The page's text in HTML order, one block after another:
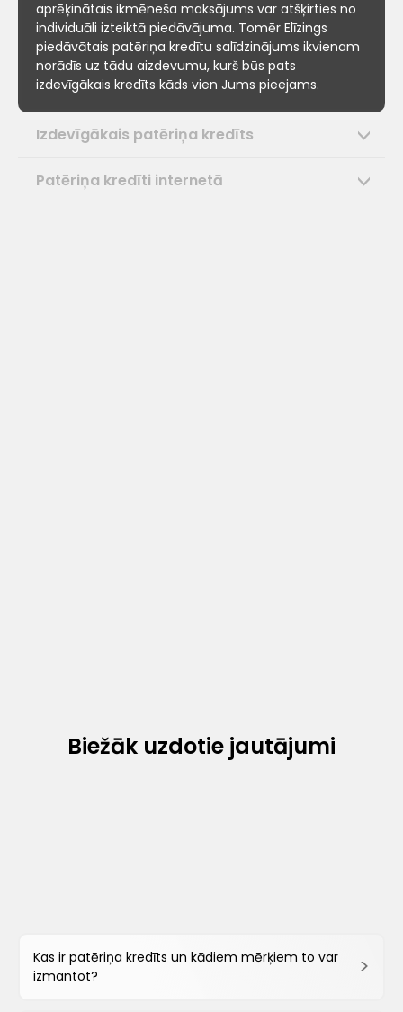
aprēķinātais ikmēneša maksājums var atšķirties no
individuāli izteiktā piedāvājuma. Tomēr Elīzings
piedāvātais patēriņa kredītu salīdzinājums ikvienam
norādīs uz tādu aizdevumu, kurš būs pats
izdevīgākais kredīts kāds vien Jums pieejams.
Izdevīgākais patēriņa kredīts
Patēriņa kredīti internetā
Biežāk uzdotie jautājumi
Kas ir patēriņa kredīts un kādiem mērķiem to var
izmantot?